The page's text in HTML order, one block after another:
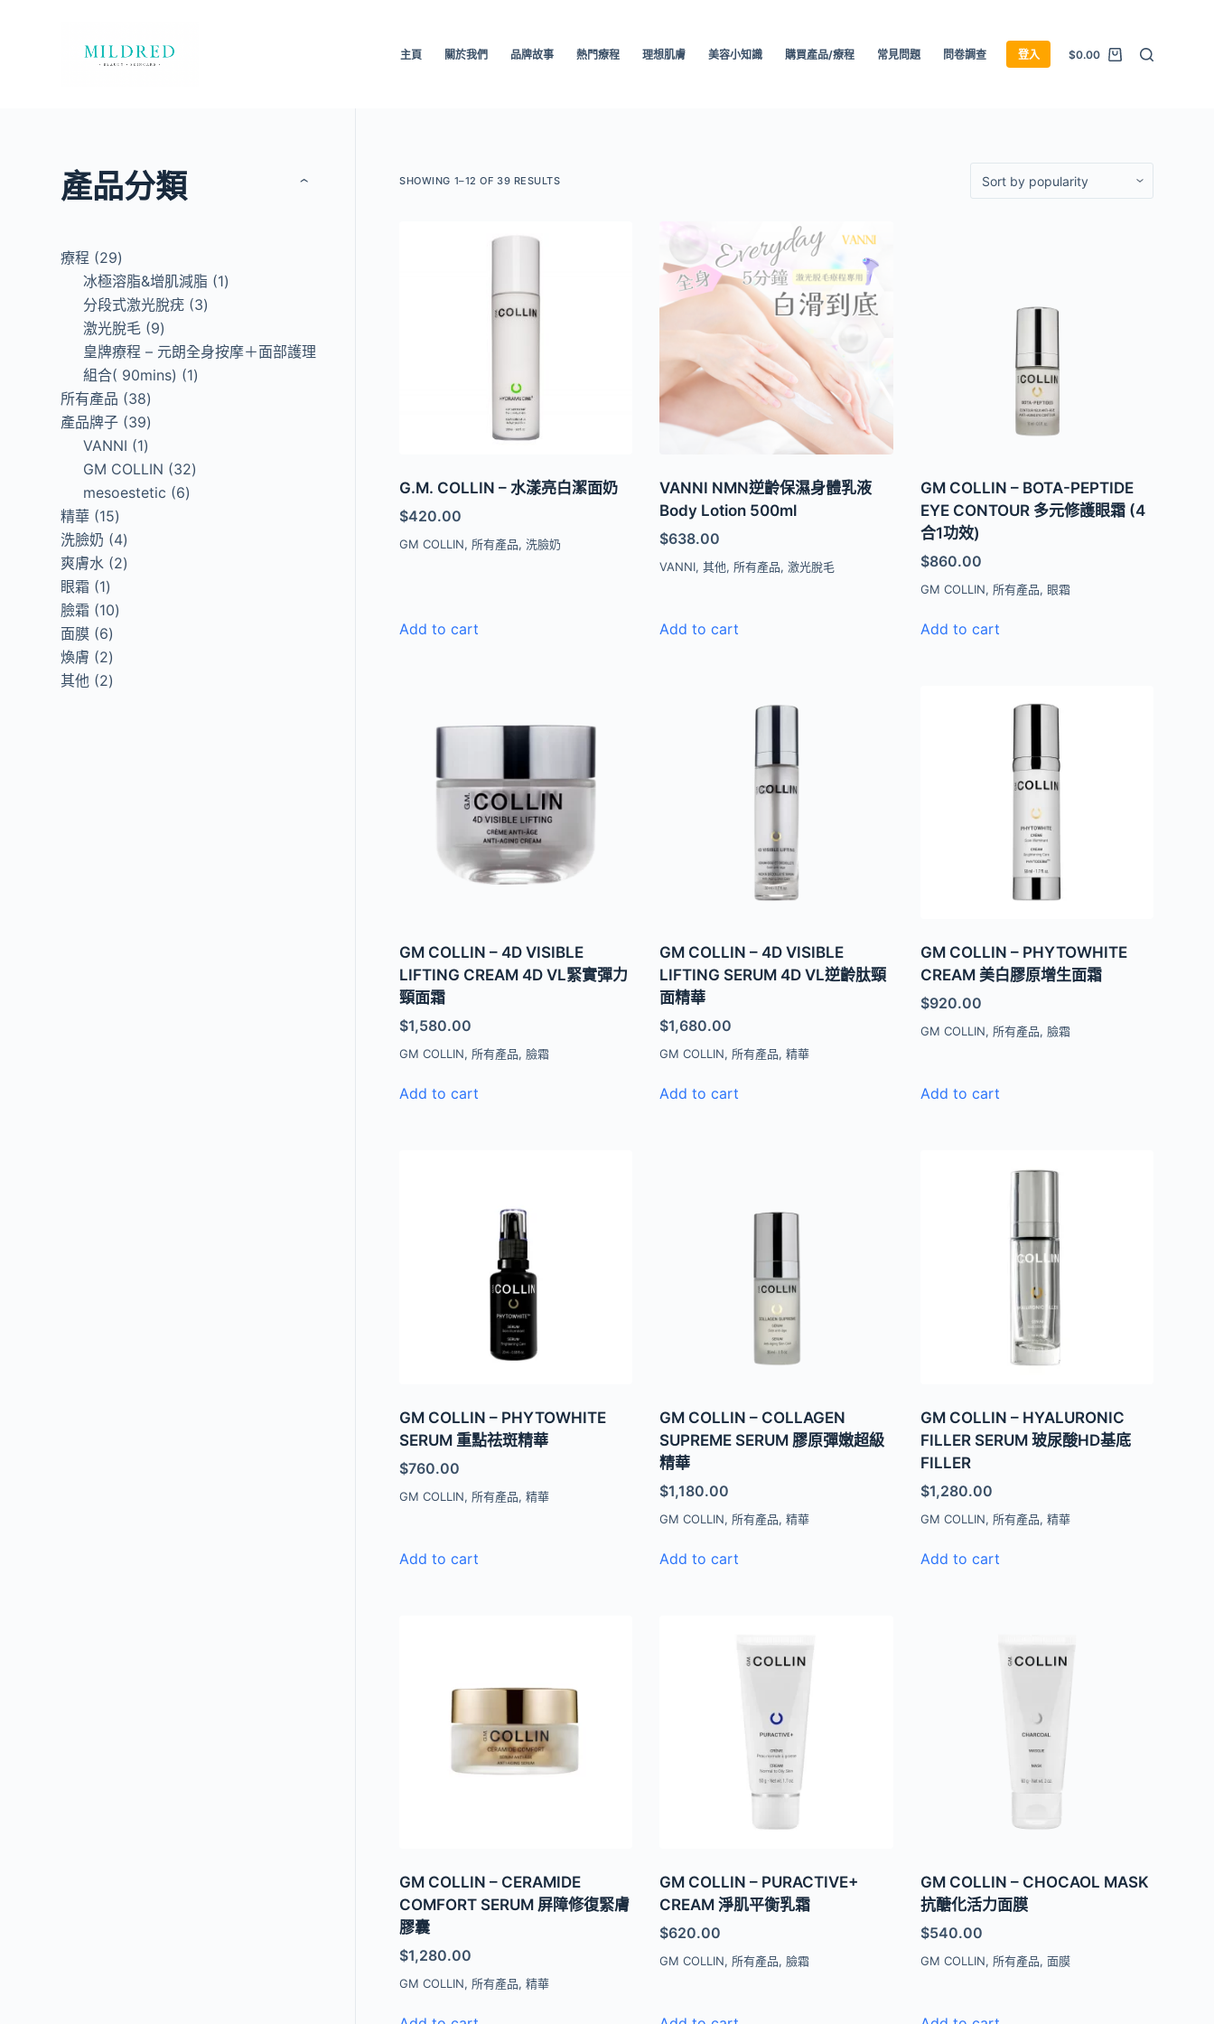
主頁 關於我們 品牌故事 熱門療程 理想肌膚 美容小知識 購買產品/療程 常見問題 問卷調查 登入 $0.00
SHOWING 1–12 OF 39 RESULTS
G.M. COLLIN – 水漾亮白潔面奶
$420.00
GM COLLIN,所有產品,洗臉奶
Add to cart
VANNI NMN逆齡保濕身體乳液
Body Lotion 500ml
$638.00
VANNI,其他,所有產品,激光脫毛
Add to cart
GM COLLIN – BOTA-PEPTIDE
EYE CONTOUR 多元修護眼霜 (4
合1功效)
$860.00
GM COLLIN, 所有產品, 眼霜
Add to cart
GM COLLIN – 4D VISIBLE
LIFTING CREAM 4D VL緊實彈力
頸面霜
$1,580.00
GM COLLIN,所有產品,臉霜
Add to cart
GM COLLIN – 4D VISIBLE
LIFTING SERUM 4D VL逆齡肽頸
面精華
$1,680.00
GM COLLIN,所有產品,精華
Add to cart
GM COLLIN – PHYTOWHITE
CREAM 美白膠原增生面霜
$920.00
GM COLLIN, 所有產品, 臉霜
Add to cart
GM COLLIN – PHYTOWHITE
SERUM 重點祛斑精華
$760.00
GM COLLIN, 所有產品,精華
Add to cart
GM COLLIN – COLLAGEN
SUPREME SERUM 膠原彈嫩超級
精華
$1,180.00
GM COLLIN, 所有產品,精華
Add to cart
GM COLLIN – HYALURONIC
FILLER SERUM 玻尿酸HD基底
FILLER
$1,280.00
GM COLLIN, 所有產品, 精華
Add to cart
GM COLLIN – CERAMIDE
COMFORT SERUM 屏障修復緊膚
膠囊
$1,280.00
GM COLLIN, 所有產品,精華
GM COLLIN – PURACTIVE+
CREAM 淨肌平衡乳霜
$620.00
GM COLLIN, 所有產品, 臉霜
GM COLLIN – CHOCAOL MASK
抗醣化活力面膜
$540.00
GM COLLIN, 所有產品, 面膜
產品分類
療程 2929
products
冰極溶脂&增肌減脂 11
分段式激光脫疣 33
激光脫毛 99
products
皇牌療程 – 元朗全身按摩＋面部護理
組合( 90mins)
11
所有產品 3838
products
產品牌子 3939
products
VANNI 11
product
GM COLLIN 3232
mesoestetic 66
精華 1515
products
洗臉奶 44
products
爽膚水 22
眼霜 11
product
臉霜 1010
面膜 66
products
煥膚 22
products
其他 22
›